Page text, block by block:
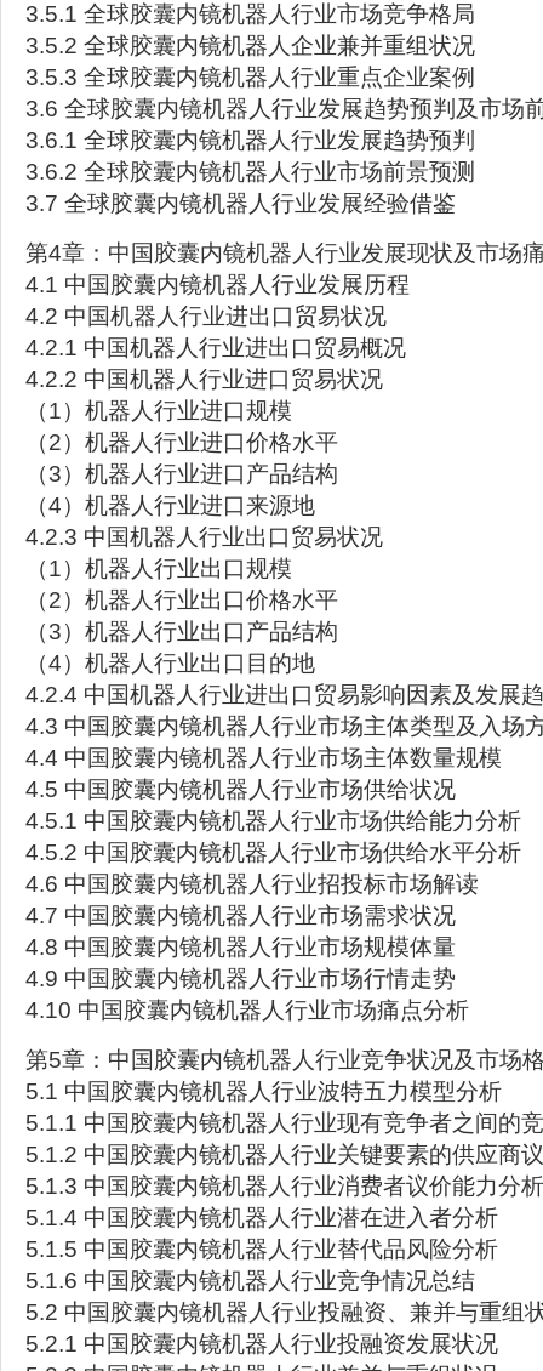
3.5.1 全球胶囊内镜机器人行业市场竞争格局
3.5.2 全球胶囊内镜机器人企业兼并重组状况
3.5.3 全球胶囊内镜机器人行业重点企业案例
3.6 全球胶囊内镜机器人行业发展趋势预判及市场
3.6.1 全球胶囊内镜机器人行业发展趋势预判
3.6.2 全球胶囊内镜机器人行业市场前景预测
3.7 全球胶囊内镜机器人行业发展经验借鉴
第4章：中国胶囊内镜机器人行业发展现状及市场
4.1 中国胶囊内镜机器人行业发展历程
4.2 中国机器人行业进出口贸易状况
4.2.1 中国机器人行业进出口贸易概况
4.2.2 中国机器人行业进口贸易状况
（1）机器人行业进口规模
（2）机器人行业进口价格水平
（3）机器人行业进口产品结构
（4）机器人行业进口来源地
4.2.3 中国机器人行业出口贸易状况
（1）机器人行业出口规模
（2）机器人行业出口价格水平
（3）机器人行业出口产品结构
（4）机器人行业出口目的地
4.2.4 中国机器人行业进出口贸易影响因素及发展
4.3 中国胶囊内镜机器人行业市场主体类型及入场
4.4 中国胶囊内镜机器人行业市场主体数量规模
4.5 中国胶囊内镜机器人行业市场供给状况
4.5.1 中国胶囊内镜机器人行业市场供给能力分析
4.5.2 中国胶囊内镜机器人行业市场供给水平分析
4.6 中国胶囊内镜机器人行业招投标市场解读
4.7 中国胶囊内镜机器人行业市场需求状况
4.8 中国胶囊内镜机器人行业市场规模体量
4.9 中国胶囊内镜机器人行业市场行情走势
4.10 中国胶囊内镜机器人行业市场痛点分析
第5章：中国胶囊内镜机器人行业竞争状况及市场
5.1 中国胶囊内镜机器人行业波特五力模型分析
5.1.1 中国胶囊内镜机器人行业现有竞争者之间的
5.1.2 中国胶囊内镜机器人行业关键要素的供应商
5.1.3 中国胶囊内镜机器人行业消费者议价能力分析
5.1.4 中国胶囊内镜机器人行业潜在进入者分析
5.1.5 中国胶囊内镜机器人行业替代品风险分析
5.1.6 中国胶囊内镜机器人行业竞争情况总结
5.2 中国胶囊内镜机器人行业投融资、兼并与重组
5.2.1 中国胶囊内镜机器人行业投融资发展状况